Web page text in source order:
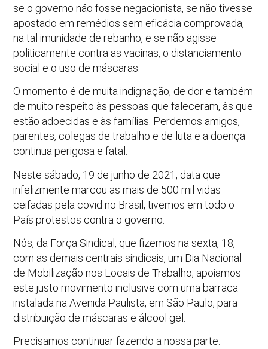
se o governo não fosse negacionista, se não tivesse
apostado em remédios sem eficácia comprovada,
na tal imunidade de rebanho, e se não agisse
politicamente contra as vacinas, o distanciamento
social e o uso de máscaras.
O momento é de muita indignação, de dor e também
de muito respeito às pessoas que faleceram, às que
estão adoecidas e às famílias. Perdemos amigos,
parentes, colegas de trabalho e de luta e a doença
continua perigosa e fatal.
Neste sábado, 19 de junho de 2021, data que
infelizmente marcou as mais de 500 mil vidas
ceifadas pela covid no Brasil, tivemos em todo o
País protestos contra o governo.
Nós, da Força Sindical, que fizemos na sexta, 18,
com as demais centrais sindicais, um Dia Nacional
de Mobilização nos Locais de Trabalho, apoiamos
este justo movimento inclusive com uma barraca
instalada na Avenida Paulista, em São Paulo, para
distribuição de máscaras e álcool gel.
Precisamos continuar fazendo a nossa parte: